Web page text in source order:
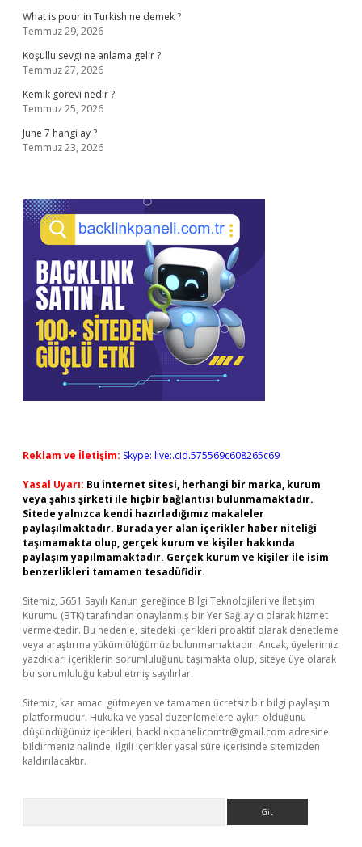
What is pour in Turkish ne demek ?
Temmuz 29, 2026
Koşullu sevgi ne anlama gelir ?
Temmuz 27, 2026
Kemik görevi nedir ?
Temmuz 25, 2026
June 7 hangi ay ?
Temmuz 23, 2026
Reklam ve İletişim: Skype: live:.cid.575569c608265c69
Yasal Uyarı: Bu internet sitesi, herhangi bir marka, kurum
veya şahıs şirketi ile hiçbir bağlantısı bulunmamaktadır.
Sitede yalnızca kendi hazırladığımız makaleler
paylaşılmaktadır. Burada yer alan içerikler haber niteliği
taşımamakta olup, gerçek kurum ve kişiler hakkında
paylaşım yapılmamaktadır. Gerçek kurum ve kişiler ile isim
benzerlikleri tamamen tesadüfidir.
Sitemiz, 5651 Sayılı Kanun gereğince Bilgi Teknolojileri ve İletişim
Kurumu (BTK) tarafından onaylanmış bir Yer Sağlayıcı olarak hizmet
vermektedir. Bu nedenle, sitedeki içerikleri proaktif olarak denetleme
veya araştırma yükümlülüğümüz bulunmamaktadır. Ancak, üyelerimiz
yazdıkları içeriklerin sorumluluğunu taşımakta olup, siteye üye olarak
bu sorumluluğu kabul etmiş sayılırlar.
Sitemiz, kar amacı gütmeyen ve tamamen ücretsiz bir bilgi paylaşım
platformudur. Hukuka ve yasal düzenlemelere aykırı olduğunu
düşündüğünüz içerikleri, backlinkpanelicomtr@gmail.com adresine
bildirmeniz halinde, ilgili içerikler yasal süre içerisinde sitemizden
kaldırılacaktır.